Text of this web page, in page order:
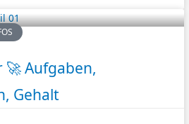
🚀 Aufgaben,
Gehalt